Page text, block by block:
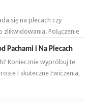
się na plecach czy
Połączenie
Pachami i Na Plecach
Koniecznie wypróbuj te
i skuteczne ćwiczenia,